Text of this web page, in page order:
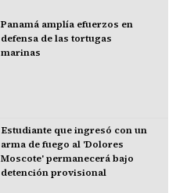
Panamá amplía efuerzos en
defensa de las tortugas
marinas
Estudiante que ingresó con un
arma de fuego al 'Dolores
Moscote' permanecerá bajo
detención provisional